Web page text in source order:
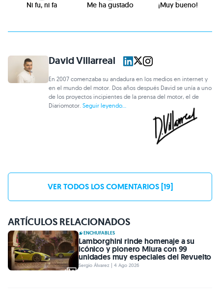
Ni fu, ni fa Me ha gustado ¡Muy bueno!
David Villarreal
En 2007 comenzaba su andadura en los medios en internet y
en el mundo del motor. Dos años después David se unía a uno
de los proyectos incipientes de la prensa del motor, el de
Diariomotor.Seguir leyendo...
VER TODOS LOS COMENTARIOS [19]
ARTÍCULOS RELACIONADOS
ENCHUFABLES
Lamborghini rinde homenaje a su
icónico y pionero Miura con 99
unidades muy especiales del Revuelto
Sergio Álvarez | 4 Ago 2026